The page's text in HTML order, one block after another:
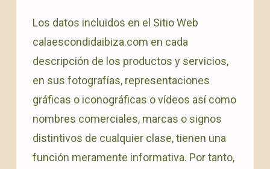
Los datos incluidos en el Sitio Web
calaescondidaibiza.com en cada
descripción de los productos y servicios,
en sus fotografías, representaciones
gráficas o iconográficas o vídeos así como
nombres comerciales, marcas o signos
distintivos de cualquier clase, tienen una
función meramente informativa. Por tanto,